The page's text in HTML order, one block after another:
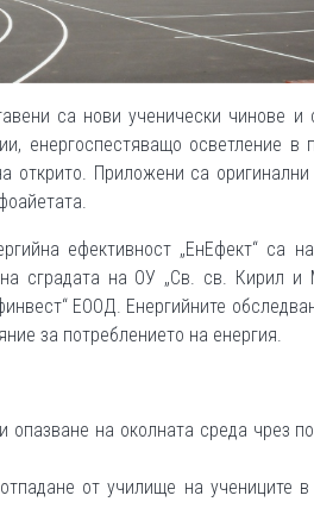
са нови ученически чинове и
енергоспестяващо осветление
открито. Приложени са
ефективност „ЕнЕфект“ са
сградата на ОУ „Св. св. Кирил и
ЕООД. Енергийните
за потреблението на енергия.
опазване на околната среда чрез
от училище на учениците